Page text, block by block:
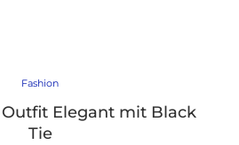
Fashion
Elegant mit Black
Tie